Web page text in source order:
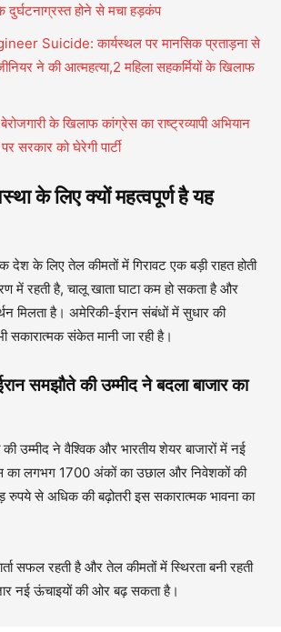
दुर्घटनाग्रस्त होने से मचा हड़कंप
Suicide: कार्यस्थल पर मानसिक प्रताड़ना से
ने की आत्महत्या,2 महिला सहकर्मियों के खिलाफ
के खिलाफ कांग्रेस का राष्ट्रव्यापी अभियान
सरकार को घेरेगी पार्टी
के लिए क्यों महत्वपूर्ण है यह
के लिए तेल कीमतों में गिरावट एक बड़ी राहत होती
में रहती है, चालू खाता घाटा कम हो सकता है और
मिलता है। अमेरिकी-ईरान संबंधों में सुधार की
सकारात्मक संकेत मानी जा रही है।
समझौते की उम्मीद ने बदला बाजार का
उम्मीद ने वैश्विक और भारतीय शेयर बाजारों में नई
का लगभग 1700 अंकों का उछाल और निवेशकों की
रुपये से अधिक की बढ़ोतरी इस सकारात्मक भावना का
सफल रहती है और तेल कीमतों में स्थिरता बनी रहती
नई ऊंचाइयों की ओर बढ़ सकता है।